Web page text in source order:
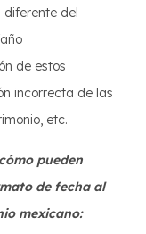
del
de estos
incorrecta de las
etc.
pueden
de fecha al
mexicano: